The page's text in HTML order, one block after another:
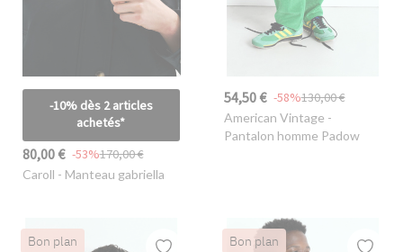
-10% dès 2 articles
achetés*
80,00 € 170,00 €
-53%
Caroll - Manteau gabriella
54,50 € 130,00 €
-58%
American Vintage -
Pantalon homme Padow
Bon plan Bon plan